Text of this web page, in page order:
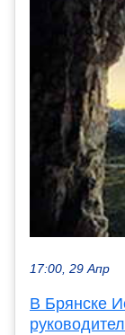
17:00, 29 Апр
В Брянске